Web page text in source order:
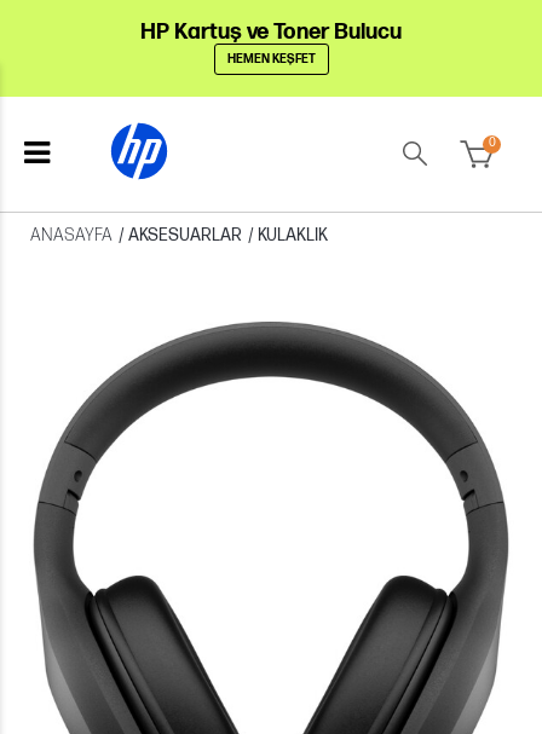
HP Kartuş ve Toner Bulucu
HEMEN KEŞFET
0
ANASAYFA /AKSESUARLAR / KULAKLIK